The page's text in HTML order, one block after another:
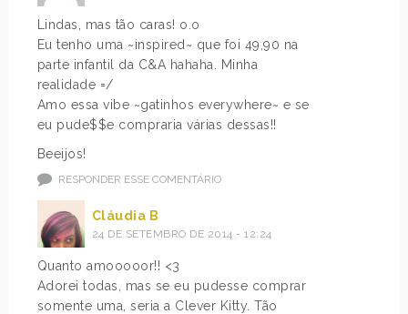
Lindas, mas tão caras! o.o
Eu tenho uma ~inspired~ que foi 49,90 na
parte infantil da C&A hahaha. Minha
realidade =/
Amo essa vibe ~gatinhos everywhere~ e se
eu pude$$e compraria várias dessas!!
Beeijos!
RESPONDER ESSE COMENTÁRIO
Cláudia B
24 DE SETEMBRO DE 2014 - 12:24
Quanto amooooor!! <3
Adorei todas, mas se eu pudesse comprar
somente uma, seria a Clever Kitty. Tão